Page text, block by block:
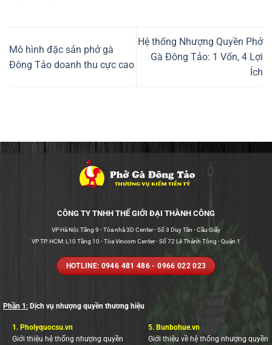
Mô hình đặc sản phở gà
Đông Tảo doanh thu cực cao
Hệ thống Nhượng Quyền Phở
Gà Đông Tảo: 1 Vốn, 4 Lợi
Ích
CÔNG TY TNHH THẾ GIỚI ĐẠI THÀNH CÔNG
VP Hà Nội: Tầng 9 - Tòa nhà 3D Center - Số 3 Duy Tân - Cầu Giấy
VP TP. HCM: L10 Tầng 10 - Tòa Vincom Center - Số 72 Lê Thánh Tông - Quận 1
HOTLINE: 0946 481 486 - 0966 022 023
Phần 1: Dịch vụ nhượng quyền thương hiệu
1. Pholyquocsu.vn
Giới thiệu hệ thống nhượng quyền
5. Bunbohue.vn
Giới thiệu về hệ thống nhượng quyền